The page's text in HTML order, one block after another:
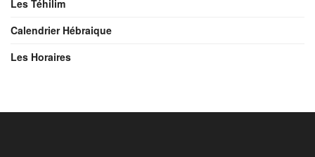
Les Téhilim
Calendrier Hébraique
Les Horaires